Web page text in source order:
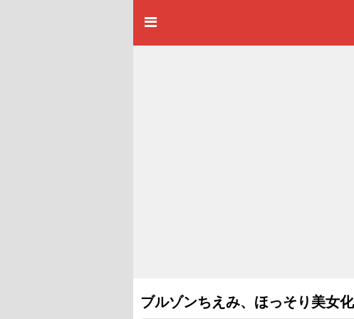
ブルゾンちえみ、ほっそり美女